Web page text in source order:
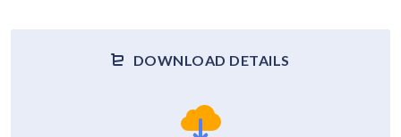
DOWNLOAD DETAILS